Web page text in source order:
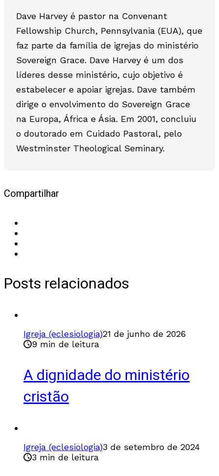
Dave Harvey é pastor na Convenant
Fellowship Church, Pennsylvania (EUA), que
faz parte da família de igrejas do ministério
Sovereign Grace. Dave Harvey é um dos
líderes desse ministério, cujo objetivo é
estabelecer e apoiar igrejas. Dave também
dirige o envolvimento do Sovereign Grace
na Europa, África e Ásia. Em 2001, concluiu
o doutorado em Cuidado Pastoral, pelo
Westminster Theological Seminary.
Compartilhar
Posts relacionados
Igreja (eclesiologia)21 de junho de 2026
9 min de leitura
A dignidade do ministério
cristão
Igreja (eclesiologia)3 de setembro de 2024
3 min de leitura